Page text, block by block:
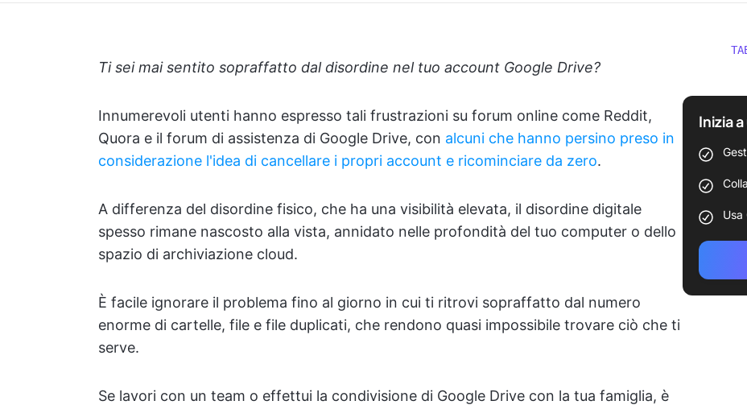
Ti sei mai sentito sopraffatto dal disordine nel tuo account Google Drive?
Innumerevoli utenti hanno espresso tali frustrazioni su forum online come Reddit,
Quora e il forum di assistenza di Google Drive, con alcuni che hanno persino preso in
considerazione l'idea di cancellare i propri account e ricominciare da zero.
A differenza del disordine fisico, che ha una visibilità elevata, il disordine digitale
spesso rimane nascosto alla vista, annidato nelle profondità del tuo computer o dello
spazio di archiviazione cloud.
È facile ignorare il problema fino al giorno in cui ti ritrovi sopraffatto dal numero
enorme di cartelle, file e file duplicati, che rendono quasi impossibile trovare ciò che ti
serve.
Se lavori con un team o effettui la condivisione di Google Drive con la tua famiglia, è
Inizia
Usa